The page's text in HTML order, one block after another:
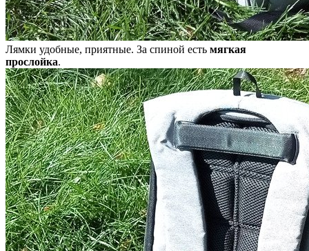
Лямки удобные, приятные. За спиной есть мягкая
прослойка.